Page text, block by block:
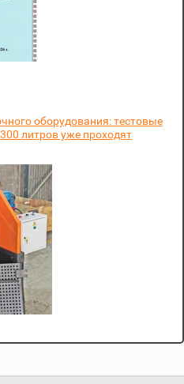
оборудования: тестовые
литров уже проходят